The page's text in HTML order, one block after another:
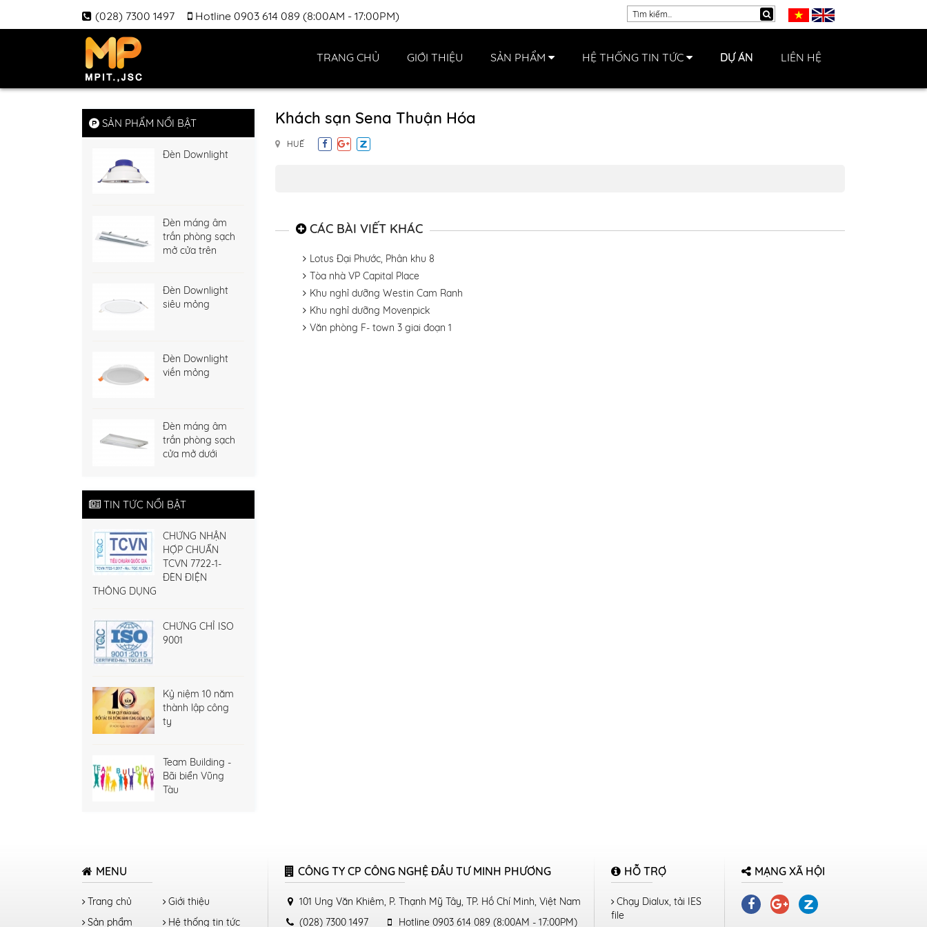
(028) 7300 1497 Hotline 0903 614 089 (8:00AM - 17:00PM)
TRANG CHỦ GIỚI THIỆU SẢN PHẨM HỆ THỐNG TIN TỨC DỰ ÁN LIÊN HỆ
SẢN PHẨM NỔI BẬT
Đèn Downlight
Đèn máng âm
trần phòng sạch
mở cửa trên
Đèn Downlight
siêu mỏng
Đèn Downlight
viền mỏng
Đèn máng âm
trần phòng sạch
cửa mở dưới
TIN TỨC NỔI BẬT
CHỨNG NHẬN
HỢP CHUẨN
TCVN 7722-1-
ĐÈN ĐIỆN
THÔNG DỤNG
CHỨNG CHỈ ISO
9001
Kỷ niệm 10 năm
thành lập công
ty
Team Building -
Bãi biển Vũng
Tàu
Khách sạn Sena Thuận Hóa
HUẾ
CÁC BÀI VIẾT KHÁC
Lotus Đại Phước, Phân khu 8
Tòa nhà VP Capital Place
Khu nghỉ dưỡng Westin Cam Ranh
Khu nghỉ dưỡng Movenpick
Văn phòng F- town 3 giai đoạn 1
MENU
Trang chủ
Giới thiệu
Sản phẩm
Hệ thống tin tức
CÔNG TY CP CÔNG NGHỆ ĐẦU TƯ MINH PHƯƠNG
101 Ung Văn Khiêm, P. Thạnh Mỹ Tây, TP. Hồ Chí Minh, Việt Nam
(028) 7300 1497
Hotline 0903 614 089 (8:00AM - 17:00PM)
HỖ TRỢ
Chạy Dialux, tải IES
file
MẠNG XÃ HỘI